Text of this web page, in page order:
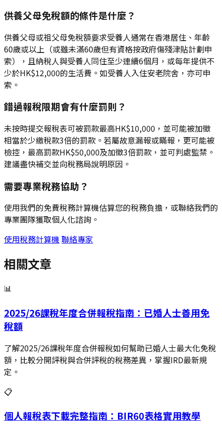
供養父母免稅額的條件是什麼？
供養父母或祖父母免稅額要求受養人通常在香港居住、年齡
60歲或以上（或雖未滿60歲但有資格按政府傷殘津貼計劃申
索），且納稅人與受養人同住至少連續6個月，或每年提供不
少於HK$12,000的生活費。如受養人入住安老院舍，亦可申
索。
錯過報稅限期會有什麼罰則？
未按時提交報稅表可被罰款最高HK$10,000，並可能被加徵
相當於少繳稅款3倍的罰款。若屬故意漏報或瞞報，更可能被
檢控，最高罰款HK$50,000及加徵3倍罰款，並可判處監禁。
建議盡快補交並向稅務局說明原因。
需要專業稅務協助？
使用我們的免費稅務計算機估算您的稅務負擔，或聯絡我們的
專業團隊獲取個人化諮詢。
使用稅務計算機 聯絡專家
相關文章
📊
2025/26課稅年度合併報稅指南：已婚人士善用免
稅額
了解2025/26課稅年度合併報稅如何幫助已婚人士最大化免稅
額，比較分開評稅與合併評稅的稅務差異，掌握IRD最新規
定。
📋
個人報稅表下載完整指南：BIR60表格實用教學